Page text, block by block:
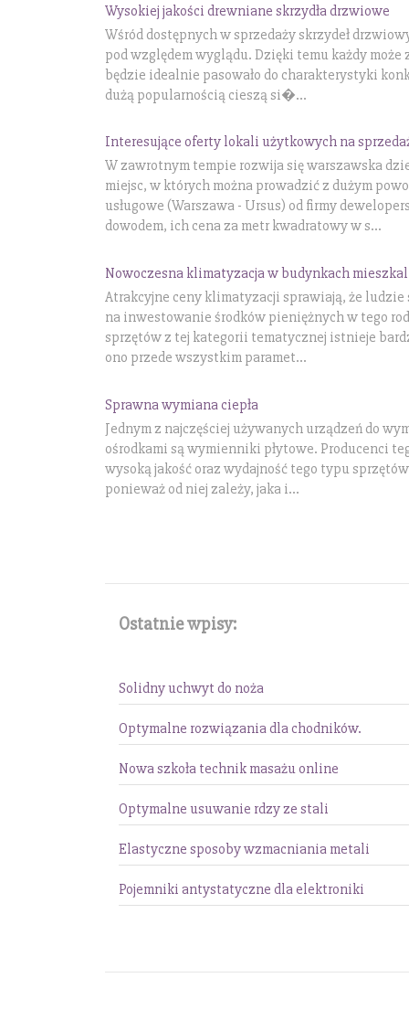
Wysokiej jakości drewniane skrzydła drzwiowe
Wśród dostępnych w sprzedaży skrzydeł
pod względem wyglądu. Dzięki temu każdy
będzie idealnie pasowało do charakterystyki
dużą popularnością cieszą si�...
Interesujące oferty lokali użytkowych na
W zawrotnym tempie rozwija się warszawska
miejsc, w których można prowadzić z dużym
usługowe (Warszawa - Ursus) od firmy
dowodem, ich cena za metr kwadratowy w s...
Nowoczesna klimatyzacja w budynkach
Atrakcyjne ceny klimatyzacji sprawiają, że
na inwestowanie środków pieniężnych w tego
sprzętów z tej kategorii tematycznej istnieje
ono przede wszystkim paramet...
Sprawna wymiana ciepła
Jednym z najczęściej używanych urządzeń do
ośrodkami są wymienniki płytowe. Producenci
wysoką jakość oraz wydajność tego typu
ponieważ od niej zależy, jaka i...
Ostatnie wpisy:
Solidny uchwyt do noża
Optymalne rozwiązania dla chodników.
Nowa szkoła technik masażu online
Optymalne usuwanie rdzy ze stali
Elastyczne sposoby wzmacniania metali
Pojemniki antystatyczne dla elektroniki